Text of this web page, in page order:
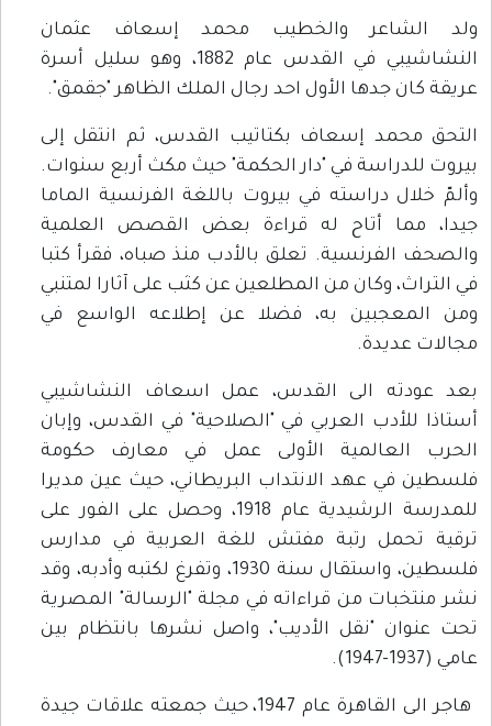
ولد الشاعر والخطيب محمد إسعاف عثمان
النشاشيبي في القدس عام 1882، وهو سليل أسرة
عريقة كان جدها الأول احد رجال الملك الظاهر "جقمق".
التحق محمد إسعاف بكتاتيب القدس، ثم انتقل إلى
بيروت للدراسة في "دار الحكمة" حيث مكث أربع سنوات.
وألمّ خلال دراسته في بيروت باللغة الفرنسية الماما
جيدا، مما أتاح له قراءة بعض القصص العلمية
والصحف الفرنسية. تعلق بالأدب منذ صباه، فقرأ كتبا
في التراث، وكان من المطلعين عن كثب على آثارا لمتنبي
ومن المعجبين به، فضلا عن إطلاعه الواسع في
مجالات عديدة.
بعد عودته الى القدس، عمل اسعاف النشاشيبي
أستاذا للأدب العربي في "الصلاحية" في القدس، وإبان
الحرب العالمية الأولى عمل في معارف حكومة
فلسطين في عهد الانتداب البريطاني، حيث عين مديرا
للمدرسة الرشيدية عام 1918، وحصل على الفور على
ترقية تحمل رتبة مفتش للغة العربية في مدارس
فلسطين، واستقال سنة 1930، وتفرغ لكتبه وأدبه، وقد
نشر منتخبات من قراءاته في مجلة "الرسالة" المصرية
تحت عنوان "نقل الأديب"، واصل نشرها بانتظام بين
عامي (1937-1947).
هاجر الى القاهرة عام 1947، حيث جمعته علاقات جيدة